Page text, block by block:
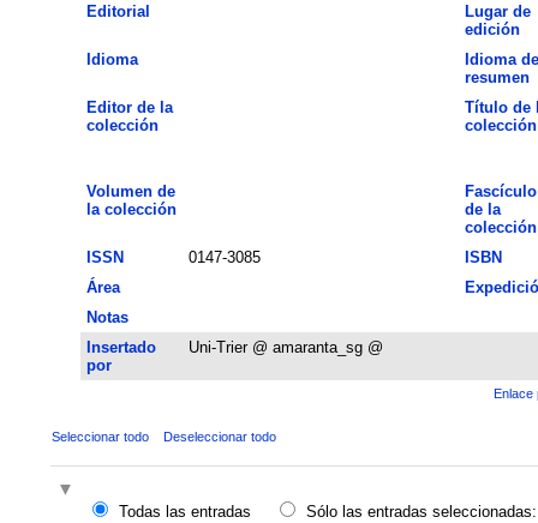
Editorial
Lugar de
edición
Idioma
Idioma
resumen
Editor de la
colección
Título de
colección
Volumen de
la colección
Fascículo
de la
colección
ISSN
0147-3085
ISBN
Área
Notas
Insertado
por
Uni-Trier @ amaranta_sg @
Enlace
Seleccionar todo Deseleccionar todo
Todas las entradas
Sólo las entradas seleccionadas: